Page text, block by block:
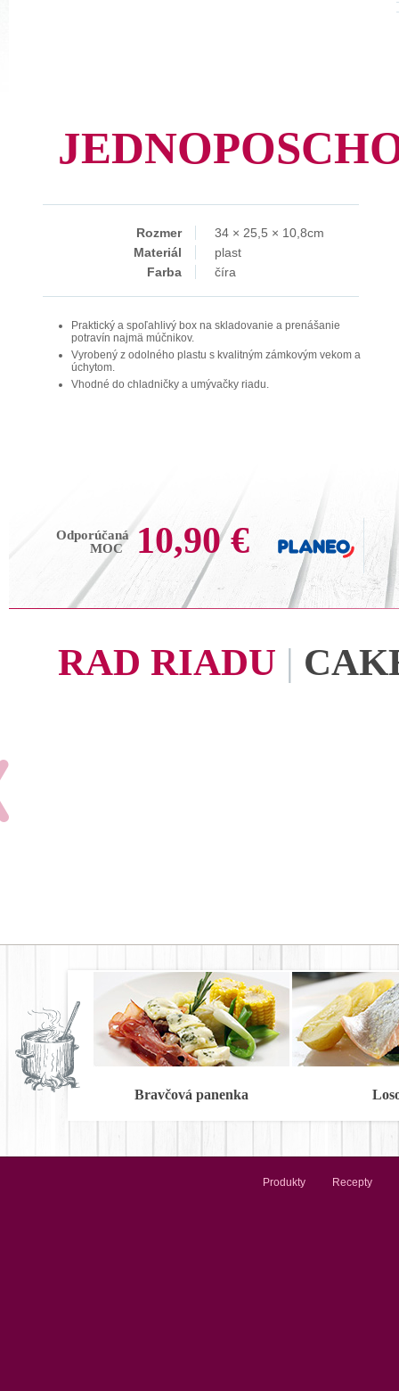
Rozmer
34 × 25,5 × 10,8cm
Materiál
plast
Farba
číra
Praktický a spoľahlivý box na skladovanie a prenášanie
potravín najmä múčnikov.
Vyrobený z odolného plastu s kvalitným zámkovým vekom a
úchytom.
Vhodné do chladničky a umývačky riadu.
Odporúčaná
MOC
10,90 €
RAD RIADU |
Bravčová panenka
Produkty Recepty